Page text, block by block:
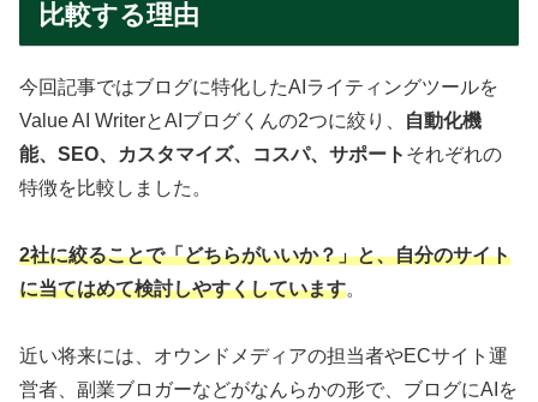
比較する理由
今回記事ではブログに特化したAIライティングツールを
Value AI WriterとAIブログくんの2つに絞り、
自動化機
能、SEO、カスタマイズ、コスパ、サポート それぞれの
特徴を比較しました。
2社に絞ることで「どちらがいいか？」と、自分のサイト
に当てはめて検討しやすくしています。
近い将来には、オウンドメディアの担当者やECサイト運
営者、副業ブロガーなどがなんらかの形で、ブログにAIを